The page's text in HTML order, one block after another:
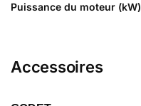
Puissance du moteur (kW)
Accessoires